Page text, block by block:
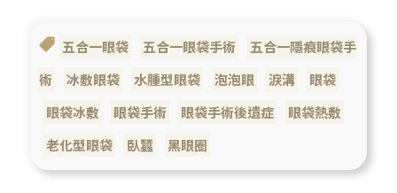
五合一眼袋 五合一眼袋手術
五合一隱痕眼袋手
術
冰敷眼袋 水腫型眼袋 泡泡眼 淚溝
眼袋
眼袋冰敷
眼袋手術 眼袋手術後遺症
眼袋熱敷
老化型眼袋
臥蠶 黑眼圈